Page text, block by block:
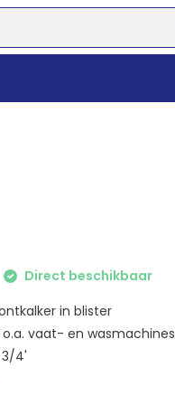
Direct beschikbaar
in blister
vaat- en wasmachines
3/4'